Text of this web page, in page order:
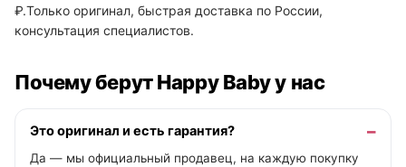
₽.Только оригинал, быстрая доставка по России,
консультация специалистов.
Почему берут Happy Baby у нас
Это оригинал и есть гарантия?
Да — мы официальный продавец, на каждую покупку